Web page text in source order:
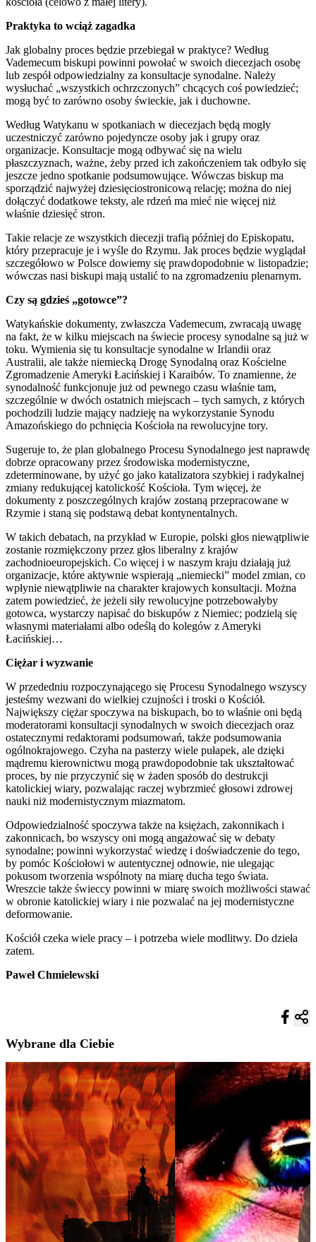
Praktyka to wciąż zagadka
Jak globalny proces będzie przebiegał w praktyce? Według
Vademecum biskupi powinni powołać w swoich diecezjach osobę
lub zespół odpowiedzialny za konsultacje synodalne. Należy
wysłuchać „wszystkich ochrzczonych” chcących coś powiedzieć;
mogą być to zarówno osoby świeckie, jak i duchowne.
Według Watykanu w spotkaniach w diecezjach będą mogły
uczestniczyć zarówno pojedyncze osoby jak i grupy oraz
organizacje. Konsultacje mogą odbywać się na wielu
płaszczyznach, ważne, żeby przed ich zakończeniem tak odbyło się
jeszcze jedno spotkanie podsumowujące. Wówczas biskup ma
sporządzić najwyżej dziesięciostronicową relację; można do niej
dołączyć dodatkowe teksty, ale rdzeń ma mieć nie więcej niż
właśnie dziesięć stron.
Takie relacje ze wszystkich diecezji trafią później do Episkopatu,
który przepracuje je i wyśle do Rzymu. Jak proces będzie wyglądał
szczegółowo w Polsce dowiemy się prawdopodobnie w listopadzie;
wówczas nasi biskupi mają ustalić to na zgromadzeniu plenarnym.
Czy są gdzieś „gotowce”?
Watykańskie dokumenty, zwłaszcza Vademecum, zwracają uwagę
na fakt, że w kilku miejscach na świecie procesy synodalne są już w
toku. Wymienia się tu konsultacje synodalne w Irlandii oraz
Australii, ale także niemiecką Drogę Synodalną oraz Kościelne
Zgromadzenie Ameryki Łacińskiej i Karaibów. To znamienne, że
synodalność funkcjonuje już od pewnego czasu właśnie tam,
szczególnie w dwóch ostatnich miejscach – tych samych, z których
pochodzili ludzie mający nadzieję na wykorzystanie Synodu
Amazońskiego do pchnięcia Kościoła na rewolucyjne tory.
Sugeruje to, że plan globalnego Procesu Synodalnego jest naprawdę
dobrze opracowany przez środowiska modernistyczne,
zdeterminowane, by użyć go jako katalizatora szybkiej i radykalnej
zmiany redukującej katolickość Kościoła. Tym więcej, że
dokumenty z poszczególnych krajów zostaną przepracowane w
Rzymie i staną się podstawą debat kontynentalnych.
W takich debatach, na przykład w Europie, polski głos niewątpliwie
zostanie rozmiękczony przez głos liberalny z krajów
zachodnioeuropejskich. Co więcej i w naszym kraju działają już
organizacje, które aktywnie wspierają „niemiecki” model zmian, co
wpłynie niewątpliwie na charakter krajowych konsultacji. Można
zatem powiedzieć, że jeżeli siły rewolucyjne potrzebowałyby
gotowca, wystarczy napisać do biskupów z Niemiec; podzielą się
własnymi materiałami albo odeślą do kolegów z Ameryki
Łacińskiej…
Ciężar i wyzwanie
W przededniu rozpoczynającego się Procesu Synodalnego wszyscy
jesteśmy wezwani do wielkiej czujności i troski o Kościół.
Największy ciężar spoczywa na biskupach, bo to właśnie oni będą
moderatorami konsultacji synodalnych w swoich diecezjach oraz
ostatecznymi redaktorami podsumowań, także podsumowania
ogólnokrajowego. Czyha na pasterzy wiele pułapek, ale dzięki
mądremu kierownictwu mogą prawdopodobnie tak ukształtować
proces, by nie przyczynić się w żaden sposób do destrukcji
katolickiej wiary, pozwalając raczej wybrzmieć głosowi zdrowej
nauki niż modernistycznym miazmatom.
Odpowiedzialność spoczywa także na księżach, zakonnikach i
zakonnicach, bo wszyscy oni mogą angażować się w debaty
synodalne; powinni wykorzystać wiedzę i doświadczenie do tego,
by pomóc Kościołowi w autentycznej odnowie, nie ulegając
pokusom tworzenia wspólnoty na miarę ducha tego świata.
Wreszcie także świeccy powinni w miarę swoich możliwości stawać
w obronie katolickiej wiary i nie pozwalać na jej modernistyczne
deformowanie.
Kościół czeka wiele pracy – i potrzeba wiele modlitwy. Do dzieła
zatem.
Paweł Chmielewski
Wybrane dla Ciebie